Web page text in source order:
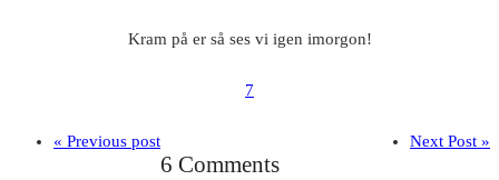
Kram på er så ses vi igen imorgon!
7
« Previous post Next Post »
6 Comments